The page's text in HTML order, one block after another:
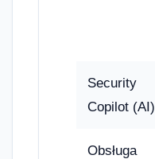
Security
Copilot (AI)
Obsługa